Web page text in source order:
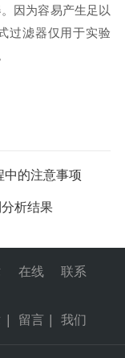
因为容易产生足以
过滤器仅用于实验
中的注意事项
析结果
在线
留言
联系
我们